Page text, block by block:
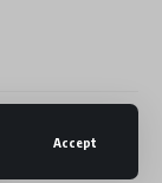
Accept
Sept Mídia